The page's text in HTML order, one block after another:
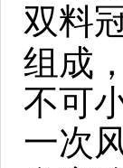
双料
组成
不可
一次